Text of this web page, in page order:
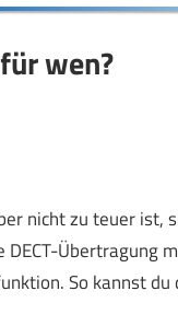
wen?
nicht zu teuer ist,
Übertragung
So kannst